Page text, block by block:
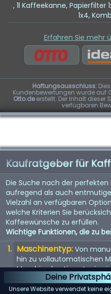
Deine
Unsere Website verwendet keine
, 1l Kaffeekanne, Papierfilter
1x4,
Erfahren Sie mehr
Haftungsausschluss:
Kundenbewertungen wurde auf
Otto.deerstellt. Der Inhalt dieser
verfügbaren
Kaufratgeber für
Die Suche nach der
aufregend als auch
Vielzahl an verfügbaren
welche Kriterien Sie
Kaffeewünsche zu erfüllen.
Wichtige Funktionen, die zu
Maschinentyp: Von
hin zu vollautomatischen
Maschine bestimmt, wie
Brühvorgang haben.